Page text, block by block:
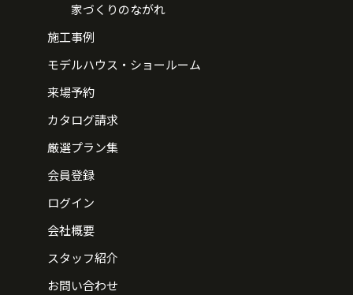
家づくりのながれ
施工事例
モデルハウス・ショールーム
来場予約
カタログ請求
厳選プラン集
会員登録
ログイン
会社概要
スタッフ紹介
お問い合わせ